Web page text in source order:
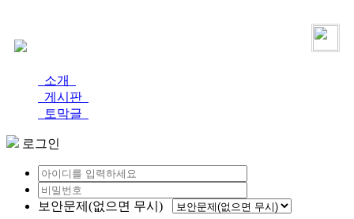
소개
게시판
토막글
로그인
보안문제(없으면 무시)